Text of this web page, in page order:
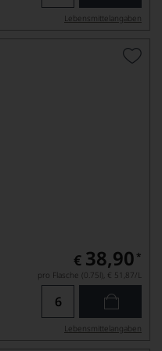
Lebensmittel­angaben
€ 38,90 *
pro Flasche (0.75l), € 51,87/L
Lebensmittel­angaben